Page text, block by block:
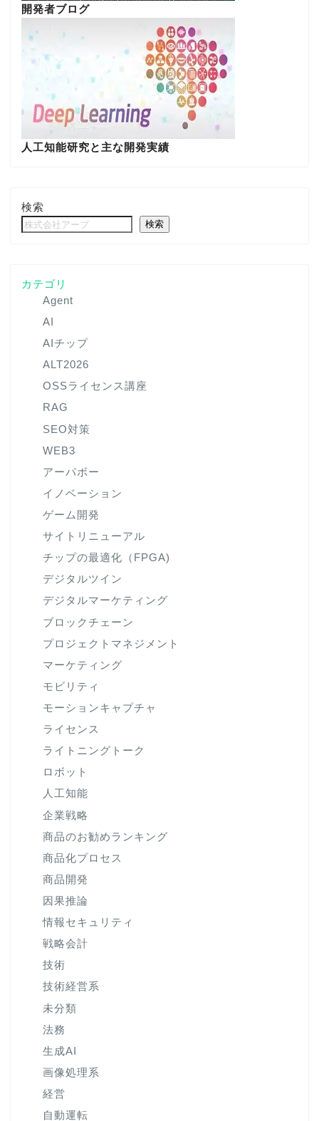
開発者ブログ
人工知能研究と主な開発実績
検索
検索
カテゴリ
Agent
AI
AIチップ
ALT2026
OSSライセンス講座
RAG
SEO対策
WEB3
アーパボー
イノベーション
ゲーム開発
サイトリニューアル
チップの最適化（FPGA)
デジタルツイン
デジタルマーケティング
ブロックチェーン
プロジェクトマネジメント
マーケティング
モビリティ
モーションキャプチャ
ライセンス
ライトニングトーク
ロボット
人工知能
企業戦略
商品のお勧めランキング
商品化プロセス
商品開発
因果推論
情報セキュリティ
戦略会計
技術
技術経営系
未分類
法務
生成AI
画像処理系
経営
自動運転